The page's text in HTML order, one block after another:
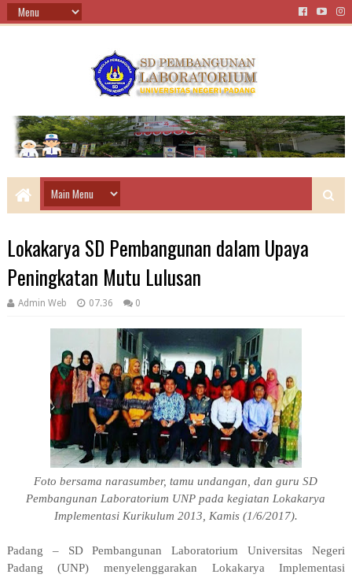
Lokakarya SD Pembangunan dalam Upaya
Peningkatan Mutu Lulusan
Admin Web 07.36 0
Foto bersama narasumber, tamu undangan, dan guru SD
Pembangunan Laboratorium UNP pada kegiatan Lokakarya
Implementasi Kurikulum 2013, Kamis (1/6/2017).
Padang – SD Pembangunan Laboratorium Universitas Negeri
Padang (UNP) menyelenggarakan Lokakarya Implementasi